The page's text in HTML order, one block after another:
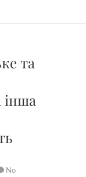
та
інша
No